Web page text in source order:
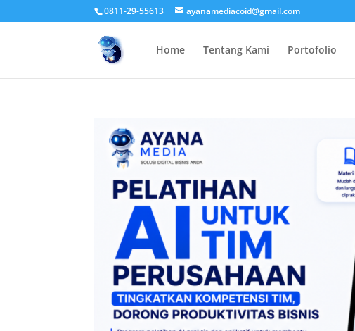
0811-29-55613 ayanamediacoid@gmail.com
Home Tentang Kami Portofolio